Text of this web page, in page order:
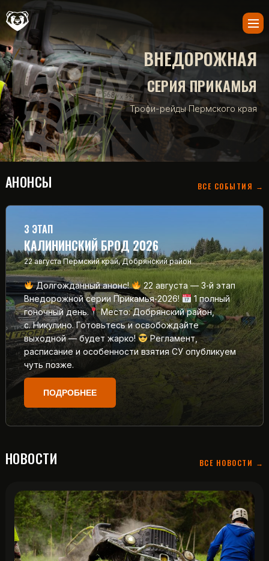
ВНЕДОРОЖНАЯ
СЕРИЯ ПРИКАМЬЯ
Трофи-рейды Пермского края
АНОНСЫ ВСЕ СОБЫТИЯ →
3 ЭТАП
КАЛИНИНСКИЙ БРОД 2026
22 августа Пермский край, Добрянский район
Долгожданный анонс!
22 августа — 3‑й этап
Внедорожной серии Прикамья‑2026!
1 полный
гоночный день.
Место: Добрянский район,
с. Никулино. Готовьтесь и освобождайте
выходной — будет жарко!
Регламент,
расписание и особенности взятия СУ опубликуем
чуть позже.
ПОДРОБНЕЕ
НОВОСТИ ВСЕ НОВОСТИ →